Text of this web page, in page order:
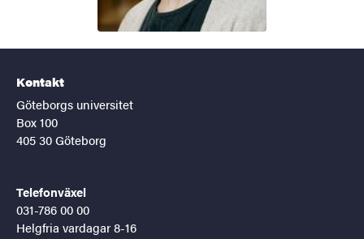
Kontakt
Göteborgs universitet
Box 100
405 30 Göteborg
Telefonväxel
031-786 00 00
Helgfria vardagar 8-16